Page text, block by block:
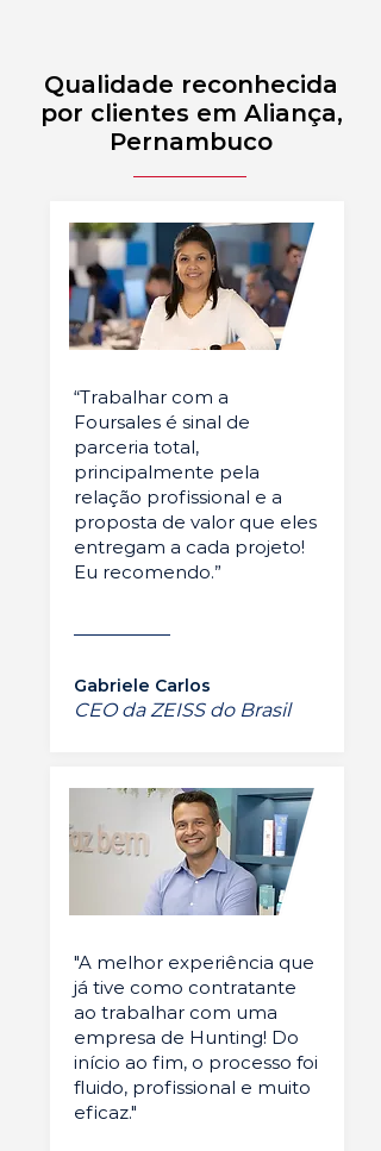
Qualidade reconhecida
por clientes em Aliança,
Pernambuco
“Trabalhar com a
Foursales é sinal de
parceria total,
principalmente pela
relação profissional e a
proposta de valor que eles
entregam a cada projeto!
Eu recomendo.”
Gabriele Carlos
CEO da ZEISS do Brasil
"A melhor experiência que
já tive como contratante
ao trabalhar com uma
empresa de Hunting! Do
início ao fim, o processo foi
fluido, profissional e muito
eficaz."